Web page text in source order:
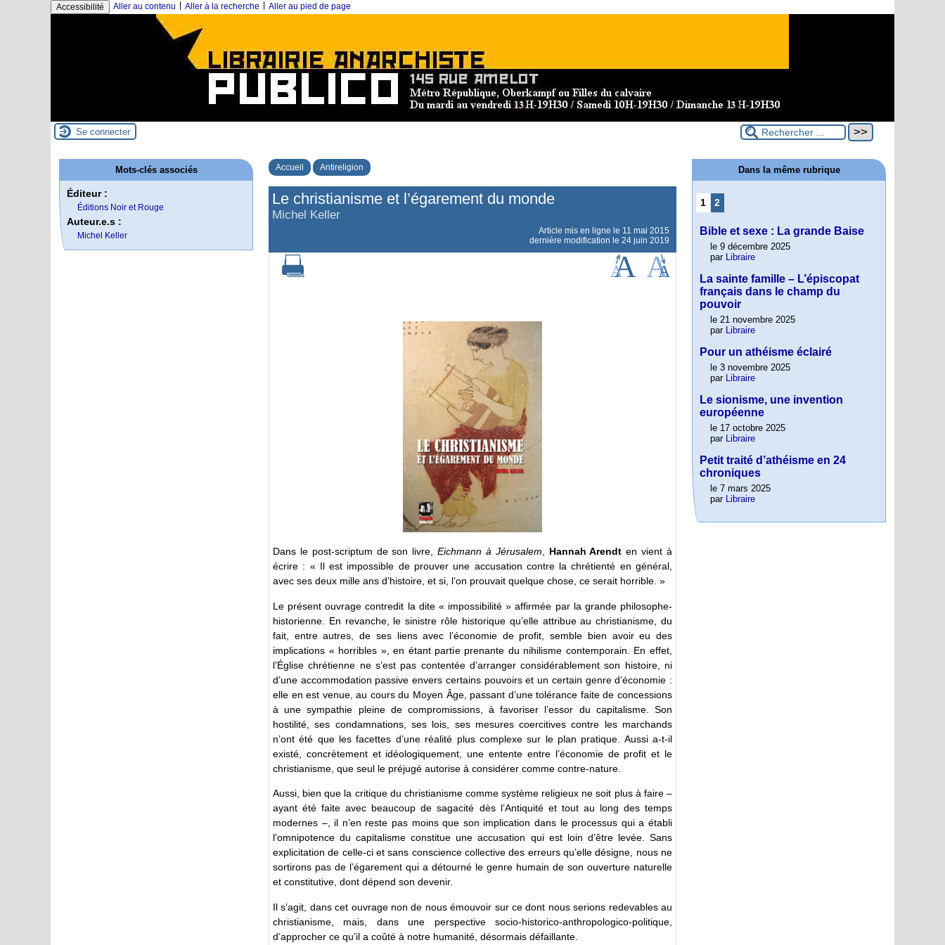
Accessibilité Aller au contenu Aller à la recherche Aller au pied de page
Se connecter
Accueil Antireligion
Le christianisme et l’égarement du monde
Michel Keller
Article mis en ligne le 11 mai 2015
dernière modification le 24 juin 2019
Dans le post-scriptum de son livre,Eichmann à Jérusalem, Hannah Arendt en vient à
écrire : « Il est impossible de prouver une accusation contre la chrétienté en général,
avec ses deux mille ans d’histoire, et si, l’on prouvait quelque chose, ce serait horrible. »
Le présent ouvrage contredit la dite « impossibilité » affirmée par la grande philosophe-
historienne. En revanche, le sinistre rôle historique qu’elle attribue au christianisme, du
fait, entre autres, de ses liens avec l’économie de profit, semble bien avoir eu des
implications « horribles », en étant partie prenante du nihilisme contemporain. En effet,
l’Église chrétienne ne s’est pas contentée d’arranger considérablement son histoire, ni
d’une accommodation passive envers certains pouvoirs et un certain genre d’économie :
elle en est venue, au cours du Moyen Âge, passant d’une tolérance faite de concessions
à une sympathie pleine de compromissions, à favoriser l’essor du capitalisme. Son
hostilité, ses condamnations, ses lois, ses mesures coercitives contre les marchands
n’ont été que les facettes d’une réalité plus complexe sur le plan pratique. Aussi a-t-il
existé, concrètement et idéologiquement, une entente entre l’économie de profit et le
christianisme, que seul le préjugé autorise à considérer comme contre-nature.
Aussi, bien que la critique du christianisme comme système religieux ne soit plus à faire –
ayant été faite avec beaucoup de sagacité dès l’Antiquité et tout au long des temps
modernes –, il n’en reste pas moins que son implication dans le processus qui a établi
l’omnipotence du capitalisme constitue une accusation qui est loin d’être levée. Sans
explicitation de celle-ci et sans conscience collective des erreurs qu’elle désigne, nous ne
sortirons pas de l’égarement qui a détourné le genre humain de son ouverture naturelle
et constitutive, dont dépend son devenir.
Il s’agit, dans cet ouvrage non de nous émouvoir sur ce dont nous serions redevables au
christianisme, mais, dans une perspective socio-historico-anthropologico-politique,
d’approcher ce qu’il a coûté à notre humanité, désormais défaillante.
Mots-clés associés
Éditeur :
Éditions Noir et Rouge
Auteur.e.s :
Michel Keller
Dans la même rubrique
1 2
Bible et sexe : La grande Baise
le 9 décembre 2025
par Libraire
La sainte famille – L’épiscopat
français dans le champ du
pouvoir
le 21 novembre 2025
par Libraire
Pour un athéisme éclairé
le 3 novembre 2025
par Libraire
Le sionisme, une invention
européenne
le 17 octobre 2025
par Libraire
Petit traité d’athéisme en 24
chroniques
le 7 mars 2025
par Libraire